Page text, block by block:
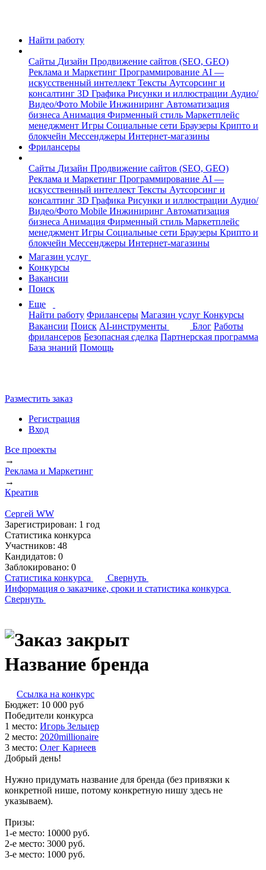
Найти работу
Сайты Дизайн Продвижение сайтов (SEO, GEO)
Реклама и Маркетинг Программирование AI —
искусственный интеллект Тексты Аутсорсинг и
консалтинг 3D Графика Рисунки и иллюстрации Аудио/
Видео/Фото Mobile Инжиниринг Автоматизация
бизнеса Анимация Фирменный стиль Маркетплейс
менеджмент Игры Социальные сети Браузеры Крипто и
блокчейн Мессенджеры Интернет-магазины
Фрилансеры
Сайты Дизайн Продвижение сайтов (SEO, GEO)
Реклама и Маркетинг Программирование AI —
искусственный интеллект Тексты Аутсорсинг и
консалтинг 3D Графика Рисунки и иллюстрации Аудио/
Видео/Фото Mobile Инжиниринг Автоматизация
бизнеса Анимация Фирменный стиль Маркетплейс
менеджмент Игры Социальные сети Браузеры Крипто и
блокчейн Мессенджеры Интернет-магазины
Магазин услуг
Конкурсы
Вакансии
Поиск
Еще
Найти работу Фрилансеры Магазин услуг Конкурсы
Вакансии Поиск AI-инструменты Блог Работы
фрилансеров Безопасная сделка Партнерская программа
База знаний Помощь
Разместить заказ
Регистрация
Вход
Все проекты
→
Реклама и Маркетинг
→
Креатив
Сергей WW
Зарегистрирован: 1 год
Статистика конкурса
Участников: 48
Кандидатов: 0
Заблокировано: 0
Статистика конкурса
Свернуть
Информация о заказчике, сроки и статистика конкурса
Свернуть
Название бренда
Ссылка на конкурс
Бюджет: 10 000 руб
Победители конкурса
1 место: Игорь Зель­цер
2 место: 202­0mil­li­ona­ire
3 место: Олег Кар­не­ев
Добрый день!
Нужно придумать название для бренда (без привязки к
конкретной нише, потому конкретную нишу здесь не
указываем).
Призы:
1-е место: 10000 руб.
2-е место: 3000 руб.
3-е место: 1000 руб.